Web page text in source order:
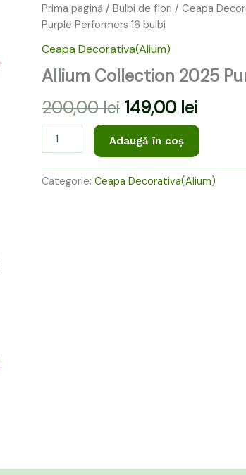
Prima pagină / Bulbi de flori / Ceapa
Purple Performers 16 bulbi
Ceapa Decorativa(Alium)
Allium Collection 2025
200,00lei
Prețul
inițial
a
200,00 lei.
149,00 lei
Prețul
este:
Cantitate
Allium
2025
Performers
bulbi
Adaugă în coș
Categorie: Ceapa Decorativa(Alium)